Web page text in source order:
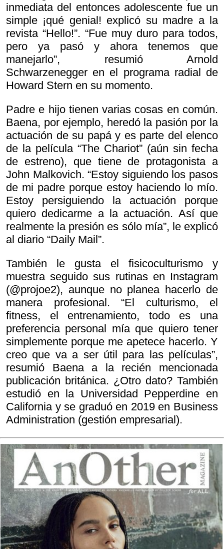
inmediata del entonces adolescente fue un
simple ¡qué genial! explicó su madre a la
revista “Hello!”. “Fue muy duro para todos,
pero ya pasó y ahora tenemos que
manejarlo”, resumió Arnold
Schwarzenegger en el programa radial de
Howard Stern en su momento.
Padre e hijo tienen varias cosas en común.
Baena, por ejemplo, heredó la pasión por la
actuación de su papá y es parte del elenco
de la película “The Chariot” (aún sin fecha
de estreno), que tiene de protagonista a
John Malkovich. “Estoy siguiendo los pasos
de mi padre porque estoy haciendo lo mío.
Estoy persiguiendo la actuación porque
quiero dedicarme a la actuación. Así que
realmente la presión es sólo mía”, le explicó
al diario “Daily Mail”.
También le gusta el fisicoculturismo y
muestra seguido sus rutinas en Instagram
(@projoe2), aunque no planea hacerlo de
manera profesional. “El culturismo, el
fitness, el entrenamiento, todo es una
preferencia personal mía que quiero tener
simplemente porque me apetece hacerlo. Y
creo que va a ser útil para las películas”,
resumió Baena a la recién mencionada
publicación británica. ¿Otro dato? También
estudió en la Universidad Pepperdine en
California y se graduó en 2019 en Business
Administration (gestión empresarial).